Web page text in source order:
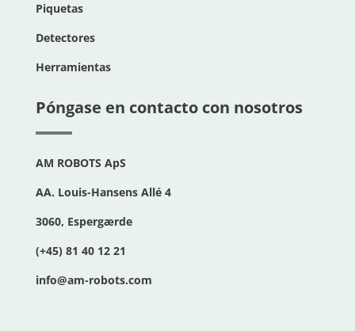
Piquetas
Detectores
Herramientas
Póngase en contacto con nosotros
AM ROBOTS ApS
AA. Louis-Hansens Allé 4
3060, Espergærde
(+45) 81 40 12 21
info@am-robots.com